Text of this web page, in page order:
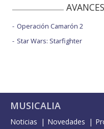
Operación Camarón 2
Star Wars: Starfighter
MUSICALIA
Noticias Novedades